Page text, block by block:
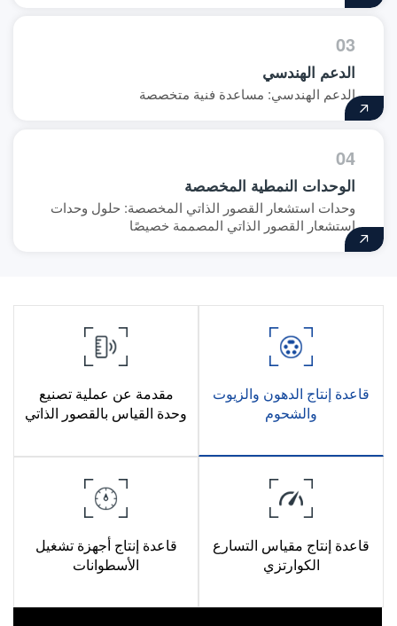
03
الدعم الهندسي
الدعم الهندسي: مساعدة فنية متخصصة
04
الوحدات النمطية المخصصة
وحدات استشعار القصور الذاتي المخصصة: حلول وحدات
استشعار القصور الذاتي المصممة خصيصًا
قاعدة إنتاج الدهون والزيوت
والشحوم
مقدمة عن عملية تصنيع
وحدة القياس بالقصور الذاتي
قاعدة إنتاج مقياس التسارع
الكوارتزي
قاعدة إنتاج أجهزة تشغيل
الأسطوانات